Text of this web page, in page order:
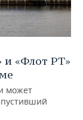
и «Флот РТ»
может